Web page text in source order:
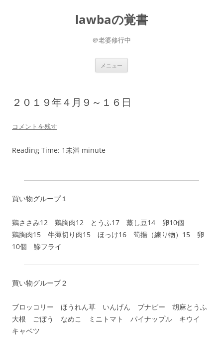
lawbaの覚書
＠老婆修行中
メニュー
２０１９年４月９～１６日
コメントを残す
Reading Time: 1未満 minute
買い物グループ１
鶏ささみ12 鶏胸肉12 とうふ17 蒸し豆14 卵10個
鶏胸肉15 牛薄切り肉15 ほっけ16 筍揚（練り物）15 卵
10個 鰺フライ
買い物グループ２
ブロッコリー ほうれん草 いんげん ブナピー 胡麻とうふ
大根 ごぼう なめこ ミニトマト パイナップル キウイ
キャベツ